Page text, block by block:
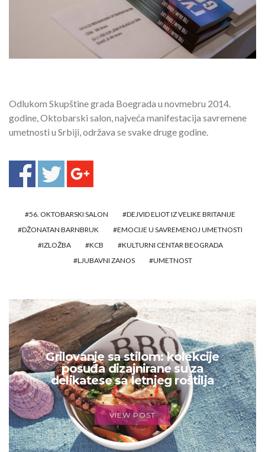
Odlukom Skupštine grada Boegrada u novmebru 2014.
godine, Oktobarski salon, najveća manifestacija savremene
umetnosti u Srbiji, održava se svake druge godine.
56. OKTOBARSKI SALON
DEJVID ELIOT IZ VELIKE BRITANIJE
DŽONATAN BARNBRUK
EMOCIJE U SAVREMENOJ UMETNOSTI
IZLOŽBA
KCB
KULTURNI CENTAR BEOGRADA
LJUBAVNI ZANOS
UMETNOST
Grilovanje sa stilom: kolekcije
posuđa dizajnirane su za
delikatese sa letnjeg roštilja
VIEW POST